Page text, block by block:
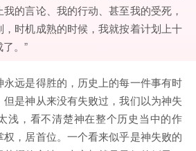
的言论、我的行动、甚至我的受死，
时机成熟的时候，我就按着计划上十
。”
永远是得胜的，历史上的每一件事有时
是神从来没有失败过，我们以为神失
浅，看不清楚神在整个历史当中的作
，居首位。一个看来似乎是神失败的